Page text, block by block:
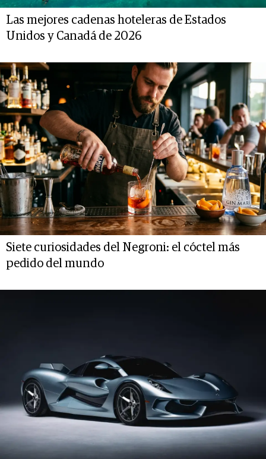
Las mejores cadenas hoteleras de Estados
Unidos y Canadá de 2026
Siete curiosidades del Negroni: el cóctel más
pedido del mundo